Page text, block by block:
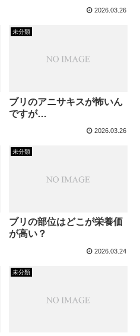
2026.03.26
未分類
ブリのアニサキスが怖いん
ですが…
2026.03.26
未分類
ブリの部位はどこが栄養価
が高い？
2026.03.24
未分類